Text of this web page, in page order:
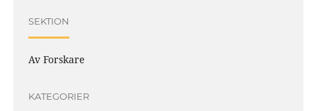
SEKTION
Av Forskare
KATEGORIER